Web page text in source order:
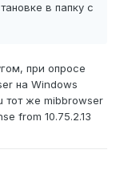
в папку с
при опросе
на Windows
тот же mibbrowser
from 10.75.2.13